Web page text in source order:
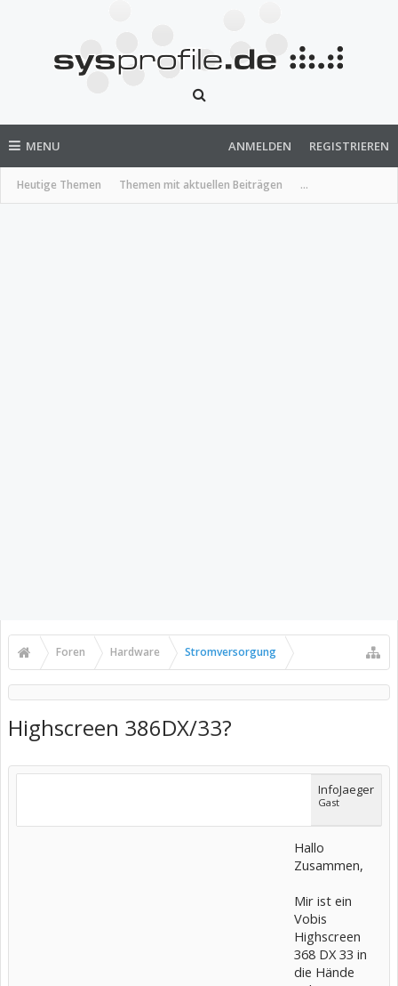
MENU
Heutige Themen Themen mit aktuellen Beiträgen ...
ANMELDEN REGISTRIEREN
Foren Hardware Stromversorgung
Highscreen 386DX/33?
InfoJaeger
Gast
Hallo
Zusammen,
Mir ist ein
Vobis
Highscreen
368 DX 33 in
die Hände